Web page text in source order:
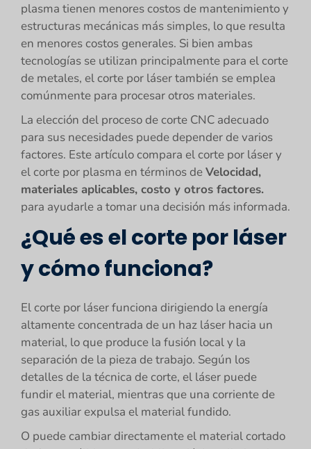
plasma tienen menores costos de mantenimiento y
estructuras mecánicas más simples, lo que resulta
en menores costos generales. Si bien ambas
tecnologías se utilizan principalmente para el corte
de metales, el corte por láser también se emplea
comúnmente para procesar otros materiales.
La elección del proceso de corte CNC adecuado
para sus necesidades puede depender de varios
factores. Este artículo compara el corte por láser y
el corte por plasma en términos deVelocidad,
materiales aplicables, costo y otros factores.
para ayudarle a tomar una decisión más informada.
¿Qué es el corte por láser
y cómo funciona?
El corte por láser funciona dirigiendo la energía
altamente concentrada de un haz láser hacia un
material, lo que produce la fusión local y la
separación de la pieza de trabajo. Según los
detalles de la técnica de corte, el láser puede
fundir el material, mientras que una corriente de
gas auxiliar expulsa el material fundido.
O puede cambiar directamente el material cortado